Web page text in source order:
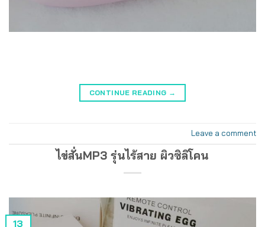
CONTINUE READING →
Leave a comment
ไข่สั่นMP3 รุ่นไร้สาย ผิวซิลิโคน
13